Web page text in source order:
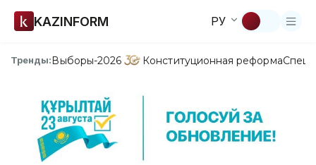
KAZINFORM РУ
Тренды:Выборы-2026 Конституционная реформа